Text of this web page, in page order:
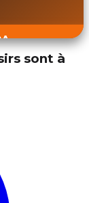
sont à